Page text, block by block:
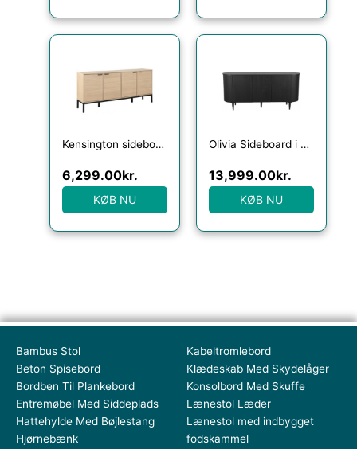
Kensington sideboard i metal og egetræsfinér B180 cm – Sort/Hvidpigmenteret eg
6,299.00kr.
KØB NU
Olivia Sideboard i egetræ og egetræsfinér B180 cm – Sort
13,999.00kr.
KØB NU
Bambus Stol
Beton Spisebord
Bordben Til Plankebord
Entremøbel Med Siddeplads
Hattehylde Med Bøjlestang
Hjørnebænk
Kabeltromlebord
Klædeskab Med Skydelåger
Konsolbord Med Skuffe
Lænestol Læder
Lænestol med indbygget
fodskammel